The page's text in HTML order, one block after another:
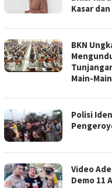
Kasar
BKN
Main-Main
Polisi
Video
Demo 11